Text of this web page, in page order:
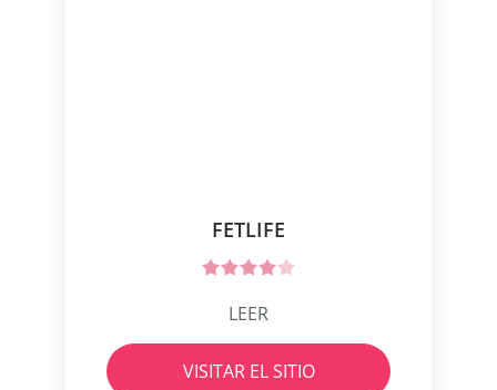
FETLIFE
LEER
VISITAR EL SITIO